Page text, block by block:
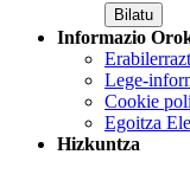
Informazio
Lege-
Cookie
Egoitza
Hizkuntza